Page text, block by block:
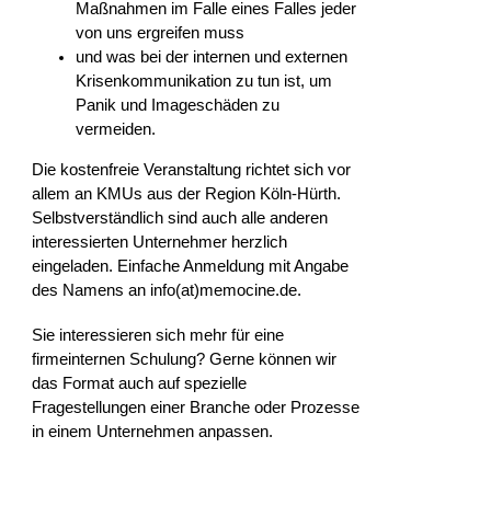
Maßnahmen im Falle eines Falles jeder
von uns ergreifen muss
und was bei der internen und externen
Krisenkommunikation zu tun ist, um
Panik und Imageschäden zu
vermeiden.
Die kostenfreie Veranstaltung richtet sich vor
allem an KMUs aus der Region Köln-Hürth.
Selbstverständlich sind auch alle anderen
interessierten Unternehmer herzlich
eingeladen. Einfache Anmeldung mit Angabe
des Namens an info(at)memocine.de.
Sie interessieren sich mehr für eine
firmeinternen Schulung? Gerne können wir
das Format auch auf spezielle
Fragestellungen einer Branche oder Prozesse
in einem Unternehmen anpassen.